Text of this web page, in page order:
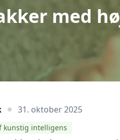
med
31. oktober 2025
kunstig intelligens